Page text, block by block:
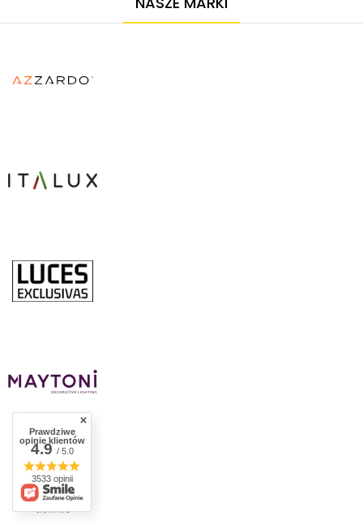
Prawdziwe
opinie klientów
4.9/ 5.0
3533 opinii